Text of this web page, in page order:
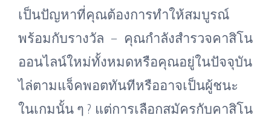
เป็นปัญหาที่คุณต้องการทำให้สมบูรณ์
พร้อมกับรางวัล – คุณกำลังสำรวจคาสิโน
ออนไลน์ใหม่ทั้งหมดหรือคุณอยู่ในปัจจุบัน
ไล่ตามแจ็คพอตทันทีหรืออาจเป็นผู้ชนะ
ในเกมนั้น ๆ ? แต่การเลือกสมัครกับคาสิโน